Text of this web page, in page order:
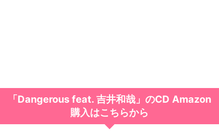
「Dangerous feat. 吉井和哉」のCD Amazon
購入はこちらから